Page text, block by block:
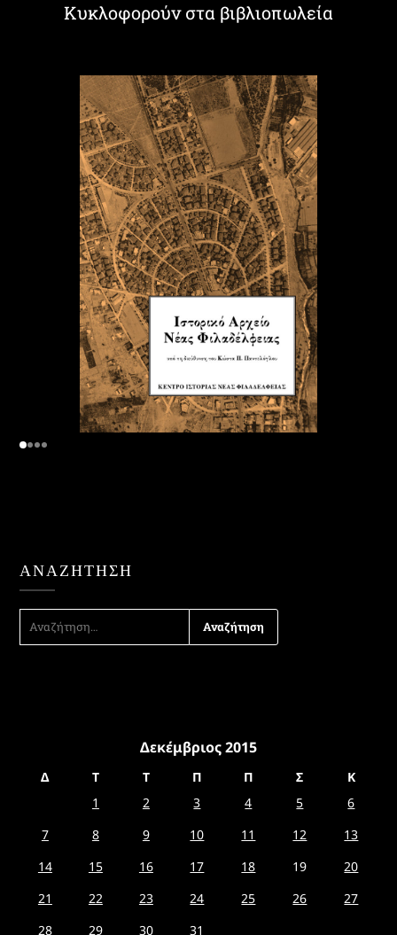
Κυκλοφορούν στα βιβλιοπωλεία
ΑΝΑΖΉΤΗΣΗ
ΑΝΑΖΉΤΗΣΗ
Δεκέμβριος 2015
Δ Τ Τ Π Π Σ
Κ
1
2 3 4 5
6
7
8 9 10 11 12
13
14
15 16 17 18 19
20
21
22 23 24 25 26
27
28
29 30
31